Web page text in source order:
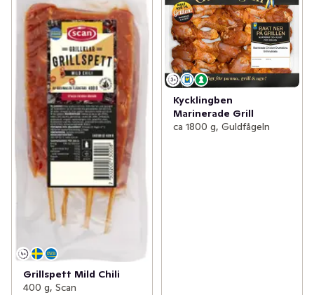
Grillspett Mild Chili
400 g, Scan
Kycklingben
Marinerade Grill
ca 1800 g, Guldfågeln